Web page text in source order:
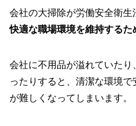
会社の大掃除が労働安全衛生
快適な職場環境を維持するた
会社に不用品が溢れていた
ったりすると、清潔な環境
が難しくなってしまいます。